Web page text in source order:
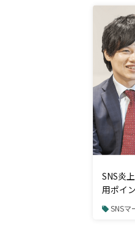
SNS炎
用ポイ
ってお
SNSマ